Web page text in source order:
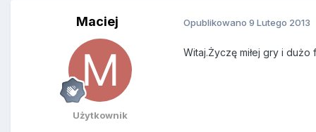
Maciej
Użytkownik
Opublikowano 9 Lutego 2013
Witaj.Życzę miłej gry i dużo